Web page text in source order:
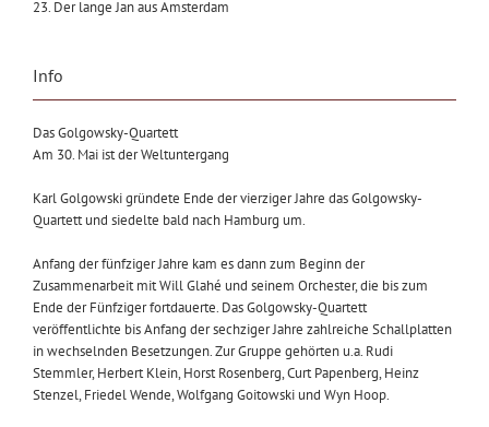
23. Der lange Jan aus Amsterdam
Info
Das Golgowsky-Quartett
Am 30. Mai ist der Weltuntergang
Karl Golgowski gründete Ende der vierziger Jahre das Golgowsky-
Quartett und siedelte bald nach Hamburg um.
Anfang der fünfziger Jahre kam es dann zum Beginn der
Zusammenarbeit mit Will Glahé und seinem Orchester, die bis zum
Ende der Fünfziger fortdauerte. Das Golgowsky-Quartett
veröffentlichte bis Anfang der sechziger Jahre zahlreiche Schallplatten
in wechselnden Besetzungen. Zur Gruppe gehörten u.a. Rudi
Stemmler, Herbert Klein, Horst Rosenberg, Curt Papenberg, Heinz
Stenzel, Friedel Wende, Wolfgang Goitowski und Wyn Hoop.